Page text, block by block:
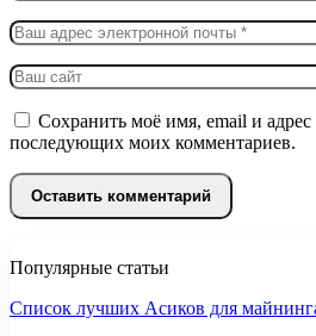
Сохранить моё имя, email и адрес
последующих моих комментариев.
Популярные статьи
Список лучших Асиков для